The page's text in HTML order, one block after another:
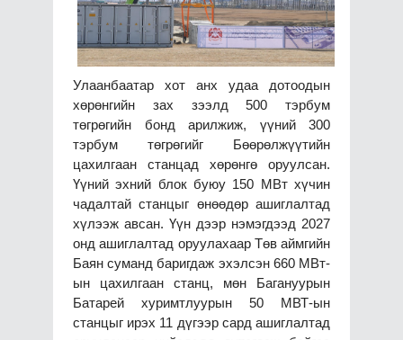
Улаанбаатар хот анх удаа дотоодын
хөрөнгийн зах зээлд 500 тэрбум
төгрөгийн бонд арилжиж, үүний 300
тэрбум төгрөгийг Бөөрөлжүүтийн
цахилгаан станцад хөрөнгө оруулсан.
Үүний эхний блок буюу 150 МВт хүчин
чадалтай станцыг өнөөдөр ашиглалтад
хүлээж авсан. Үүн дээр нэмэгдээд 2027
онд ашиглалтад оруулахаар Төв аймгийн
Баян суманд баригдаж эхэлсэн 660 МВт-
ын цахилгаан станц, мөн Багануурын
Батарей хуримтлуурын 50 МВТ-ын
станцыг ирэх 11 дүгээр сард ашиглалтад